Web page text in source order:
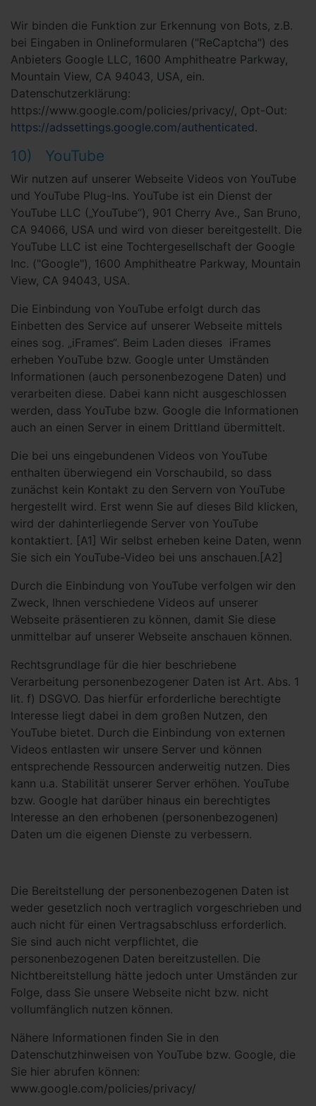
Wir binden die Funktion zur Erkennung von Bots, z.B.
bei Eingaben in Onlineformularen ("ReCaptcha") des
Anbieters Google LLC, 1600 Amphitheatre Parkway,
Mountain View, CA 94043, USA, ein.
Datenschutzerklärung:
https://www.google.com/policies/privacy/, Opt-Out:
https://adssettings.google.com/authenticated.
10) YouTube
Wir nutzen auf unserer Webseite Videos von YouTube
und YouTube Plug-Ins. YouTube ist ein Dienst der
YouTube LLC („YouTube“), 901 Cherry Ave., San Bruno,
CA 94066, USA und wird von dieser bereitgestellt. Die
YouTube LLC ist eine Tochtergesellschaft der Google
Inc. ("Google"), 1600 Amphitheatre Parkway, Mountain
View, CA 94043, USA.
Die Einbindung von YouTube erfolgt durch das
Einbetten des Service auf unserer Webseite mittels
eines sog. „iFrames“. Beim Laden dieses iFrames
erheben YouTube bzw. Google unter Umständen
Informationen (auch personenbezogene Daten) und
verarbeiten diese. Dabei kann nicht ausgeschlossen
werden, dass YouTube bzw. Google die Informationen
auch an einen Server in einem Drittland übermittelt.
Die bei uns eingebundenen Videos von YouTube
enthalten überwiegend ein Vorschaubild, so dass
zunächst kein Kontakt zu den Servern von YouTube
hergestellt wird. Erst wenn Sie auf dieses Bild klicken,
wird der dahinterliegende Server von YouTube
kontaktiert. [A1] Wir selbst erheben keine Daten, wenn
Sie sich ein YouTube-Video bei uns anschauen.[A2]
Durch die Einbindung von YouTube verfolgen wir den
Zweck, Ihnen verschiedene Videos auf unserer
Webseite präsentieren zu können, damit Sie diese
unmittelbar auf unserer Webseite anschauen können.
Rechtsgrundlage für die hier beschriebene
Verarbeitung personenbezogener Daten ist Art. Abs. 1
lit. f) DSGVO. Das hierfür erforderliche berechtigte
Interesse liegt dabei in dem großen Nutzen, den
YouTube bietet. Durch die Einbindung von externen
Videos entlasten wir unsere Server und können
entsprechende Ressourcen anderweitig nutzen. Dies
kann u.a. Stabilität unserer Server erhöhen. YouTube
bzw. Google hat darüber hinaus ein berechtigtes
Interesse an den erhobenen (personenbezogenen)
Daten um die eigenen Dienste zu verbessern.
Die Bereitstellung der personenbezogenen Daten ist
weder gesetzlich noch vertraglich vorgeschrieben und
auch nicht für einen Vertragsabschluss erforderlich.
Sie sind auch nicht verpflichtet, die
personenbezogenen Daten bereitzustellen. Die
Nichtbereitstellung hätte jedoch unter Umständen zur
Folge, dass Sie unsere Webseite nicht bzw. nicht
vollumfänglich nutzen können.
Nähere Informationen finden Sie in den
Datenschutzhinweisen von YouTube bzw. Google, die
Sie hier abrufen können:
www.google.com/policies/privacy/